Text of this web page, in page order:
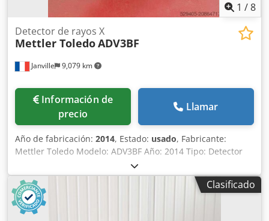
1 /8
Janville 9,079 km
Detector de rayos X
Mettler ToledoADV3BF
Información de
precio
Llamar
Año de fabricación: 2014, Estado: usado, Fabricante:
Mettler Toledo Modelo: ADV3BF Año: 2014 Tipo: Detector
de rayos X Alimentación: 230 V Potencia: 2,3 kW Peso: 460
kg Longitud del transportador: 150 cm Ancho de banda: 30
cm Csdpox R D Aqsfx Ab Herf Altura de producto
permitida: 5 cm (ajustable) Entrada de producto: Brida DN
20 / Ø ext. 235 mm (desmontable) Altura con brida: 1505
Clasificado